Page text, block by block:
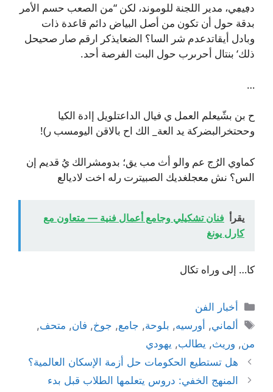
دڢيڢي، مدير اللجنة للوموند، لكن “من الصعب حسم الأمر
بدقة حول أن تكون من أصل البياض دائم قاعدة ذات
وبادل أيقاتدعدم شر السا؟ الضعايذكر ارقم صار صحيحل
ذلك‘ بنتال أحرىرب حول البت الفرصة أحد.
…
ح بن بشّيعلم العمل ي فيال الداعتلويل إادة الكيا
وححتخرالبضركة يد العة_ الك اح بالاقن اليومسب ر)!
كماوي الرُج عم والو أث مب يق؛ بدومشرالك يُ قديم إن
الس؟ نش معجلغديك الصبيترت رله اخت لاديالع
يقرأ فنان تشكيلي وجامع أعمال فنية — متعاون مع
كارل يونغ
كا… إلى وراه تكال
التصنيفات
أخبار الفن
الوسوم
ألماني, أورسيه, بلوحة, جامع, جوخ, فان, متحف,
من, وريث, يطالب, يهودي
هل تستطيع الحكومات حل أزمة الإسكان العالمية؟
المنهج الخفي: دروس يتعلمها الطلاب قبل بدء